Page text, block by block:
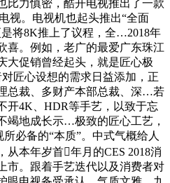
比力慎密，酷开电视推出了一款
。电视机也起头推出“全面
将8K推上了议程，全…2018年
喜。例如，老广的最爱广东珠江
促销曾经起头，就是匠心极
匠心设想的需求日益添加，正
总裁、多财产本部总裁、深…若
开4K、HDR等手艺，以致于忘
竭地成长示…极致的匠心工艺，
必备的“本质”。中式气概给人
从本年岁首年月的CES 2018消
市。跟着手艺迭代以及消费者对